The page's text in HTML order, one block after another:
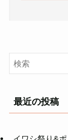
最近の投稿